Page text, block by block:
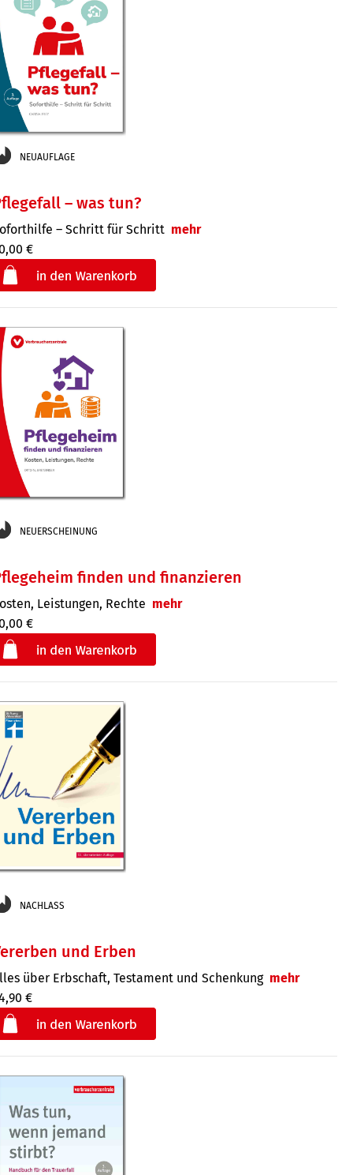
NEUAUFLAGE
– was tun?
– Schritt für Schritt mehr
€
NEUERSCHEINUNG
finden und finanzieren
Leistungen, Rechte mehr
€
NACHLASS
und Erben
über Erbschaft, Testament und Schenkung mehr
€